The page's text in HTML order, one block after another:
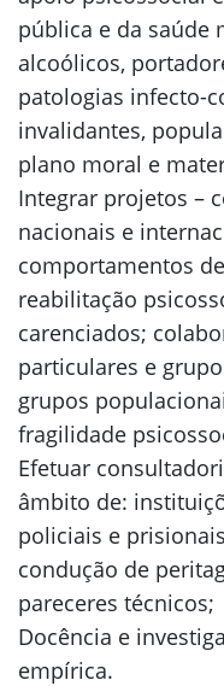
pública e da saúde
alcoólicos,
patologias infecto-
invalidantes,
plano moral e
Integrar projetos –
nacionais e
comportamentos
reabilitação
carenciados;
particulares e
grupos
fragilidade
Efetuar
âmbito de:
policiais e
condução de
pareceres técnicos;
Docência e
empírica.